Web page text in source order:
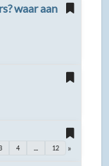
waar aan
4 12